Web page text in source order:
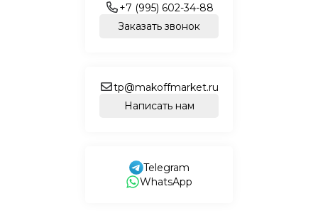
+7 (995) 602-34-88
Заказать звонок
tp@makoffmarket.ru
Написать нам
Telegram
WhatsApp